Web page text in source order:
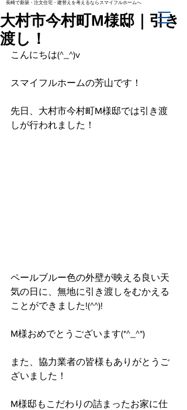
長崎で新築・注文住宅・建替えを考えるならスマイフルホームへ
大村市今村町M様邸｜引き
渡し！
こんにちは(^_^)v
スマイフルホームの芳山です！
先日、大村市今村町M様邸では引き渡
しが行われました！
ペールブルー色の外壁が映える良い天
気の日に、無地に引き渡しをむかえる
ことができました!(^^)!
M様おめでとうございます(*^_^*)
また、協力業者の皆様もありがとうご
ざいました！
M様邸もこだわりの詰まったお家に仕